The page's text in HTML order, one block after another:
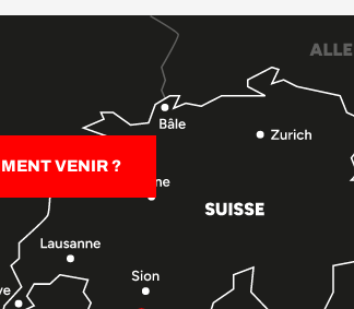
VENIR ?